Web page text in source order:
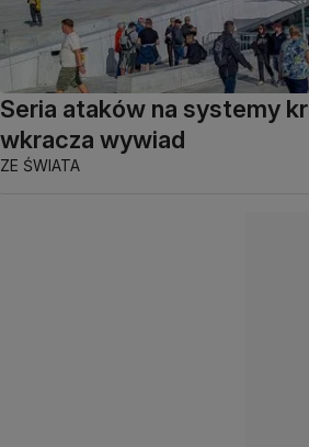
Seria ataków na systemy
wkracza wywiad
ZE ŚWIATA